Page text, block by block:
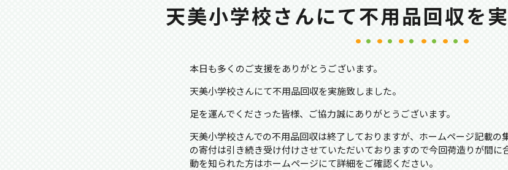
天美小学校さんにて不用品回収を
本日も多くのご支援をありがとうございます。
天美小学校さんにて不用品回収を実施致しました。
足を運んでくださった皆様、ご協力誠にありがとうございます。
天美小学校さんでの不用品回収は終了しておりますが、ホームページ記載の
の寄付は引き続き受け付けさせていただいておりますので今回荷造りが間に
動を知られた方はホームページにて詳細をご確認ください。